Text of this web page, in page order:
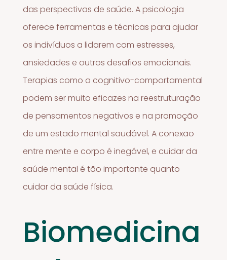
das perspectivas de saúde. A psicologia
oferece ferramentas e técnicas para ajudar
os indivíduos a lidarem com estresses,
ansiedades e outros desafios emocionais.
Terapias como a cognitivo-comportamental
podem ser muito eficazes na reestruturação
de pensamentos negativos e na promoção
de um estado mental saudável. A conexão
entre mente e corpo é inegável, e cuidar da
saúde mental é tão importante quanto
cuidar da saúde física.
Biomedicina